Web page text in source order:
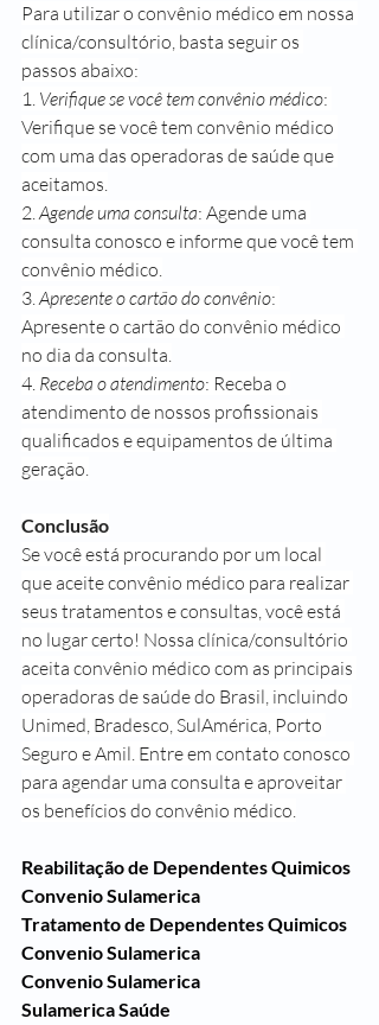
Para utilizar o convênio médico em nossa
clínica/consultório, basta seguir os
passos abaixo:
1. Verifique se você tem convênio médico:
Verifique se você tem convênio médico
com uma das operadoras de saúde que
aceitamos.
2. Agende uma consulta: Agende uma
consulta conosco e informe que você tem
convênio médico.
3. Apresente o cartão do convênio:
Apresente o cartão do convênio médico
no dia da consulta.
4. Receba o atendimento: Receba o
atendimento de nossos profissionais
qualificados e equipamentos de última
geração.
Conclusão
Se você está procurando por um local
que aceite convênio médico para realizar
seus tratamentos e consultas, você está
no lugar certo! Nossa clínica/consultório
aceita convênio médico com as principais
operadoras de saúde do Brasil, incluindo
Unimed, Bradesco, SulAmérica, Porto
Seguro e Amil. Entre em contato conosco
para agendar uma consulta e aproveitar
os benefícios do convênio médico.
Reabilitação de Dependentes Quimicos
Convenio Sulamerica
Tratamento de Dependentes Quimicos
Convenio Sulamerica
Convenio Sulamerica
Sulamerica Saúde